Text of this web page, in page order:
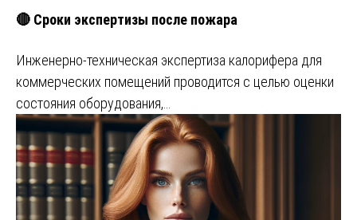
🔴 Сроки экспертизы после пожара
Инженерно-техническая экспертиза калорифера для
коммерческих помещений проводится с целью оценки
состояния оборудования,…